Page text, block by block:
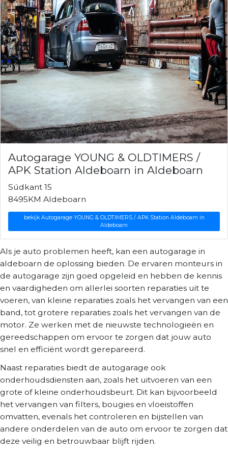
Autogarage YOUNG & OLDTIMERS /
APK Station Aldeboarn in Aldeboarn
Súdkant 15
8495KM Aldeboarn
bekijk Autogarage YOUNG & OLDTIMERS / APK Station Aldeboarn in
Aldeboarn
Als je auto problemen heeft, kan een autogarage in
aldeboarn de oplossing bieden. De ervaren monteurs in
de autogarage zijn goed opgeleid en hebben de kennis
en vaardigheden om allerlei soorten reparaties uit te
voeren, van kleine reparaties zoals het vervangen van een
band, tot grotere reparaties zoals het vervangen van de
motor. Ze werken met de nieuwste technologieën en
gereedschappen om ervoor te zorgen dat jouw auto
snel en efficiënt wordt gerepareerd.
Naast reparaties biedt de autogarage ook
onderhoudsdiensten aan, zoals het uitvoeren van een
grote of kleine onderhoudsbeurt. Dit kan bijvoorbeeld
het vervangen van filters, bougies en vloeistoffen
omvatten, evenals het controleren en bijstellen van
andere onderdelen van de auto om ervoor te zorgen dat
deze veilig en betrouwbaar blijft rijden.